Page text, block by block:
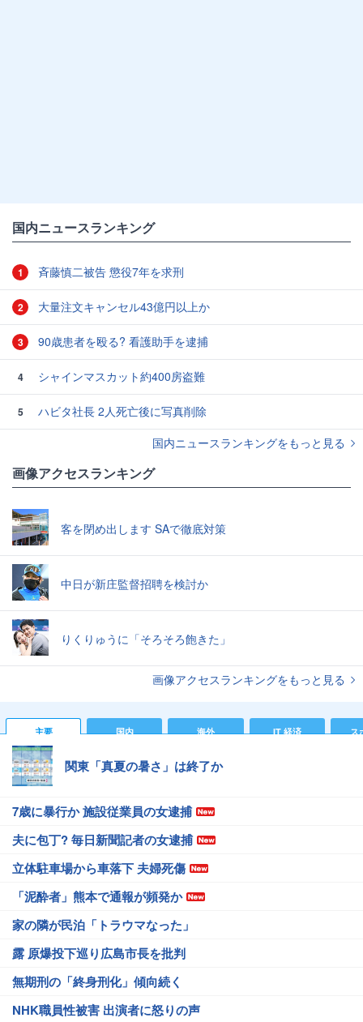
国内ニュースランキング
1 斉藤慎二被告 懲役7年を求刑
2 大量注文キャンセル43億円以上か
3 90歳患者を殴る? 看護助手を逮捕
4 シャインマスカット約400房盗難
5
ハビタ社長 2人死亡後に写真削除
国内ニュースランキングをもっと見る
画像アクセスランキング
客を閉め出します SAで徹底対策
中日が新庄監督招聘を検討か
りくりゅうに「そろそろ飽きた」
画像アクセスランキングをもっと見る
主要 国内 海外 IT 経済 ス
関東「真夏の暑さ」は終了か
7歳に暴行か 施設従業員の女逮捕
夫に包丁? 毎日新聞記者の女逮捕
立体駐車場から車落下 夫婦死傷
「泥酔者」熊本で通報が頻発か
家の隣が民泊「トラウマなった」
露 原爆投下巡り広島市長を批判
無期刑の「終身刑化」傾向続く
NHK職員性被害 出演者に怒りの声